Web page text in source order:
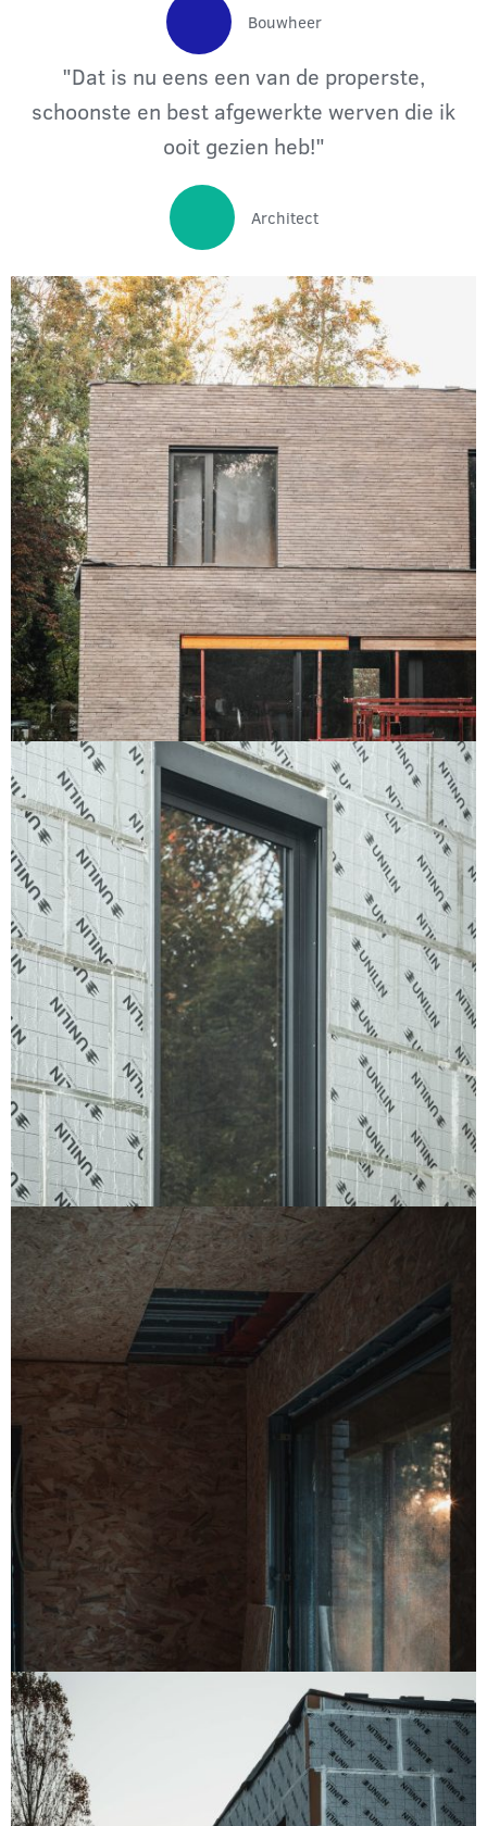
Bouwheer
"Dat is nu eens een van de properste,
schoonste en best afgewerkte werven die ik
ooit gezien heb!"
Architect